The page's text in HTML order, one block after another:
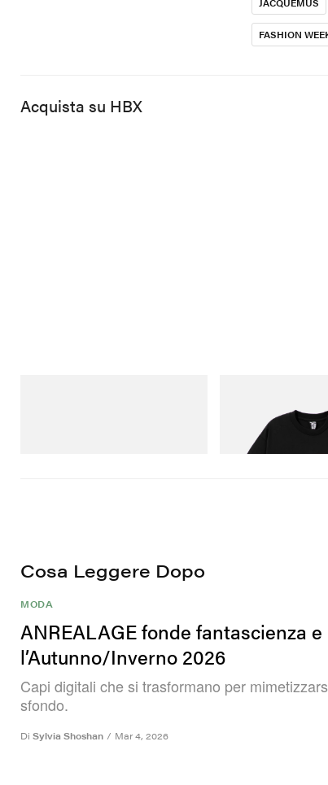
FASHION
Acquista su HBX
Billionaire Boys Club X
Acquista ora
Cosa Leggere Dopo
MODA
ANREALAGE fonde fantascienza
l’Autunno/Inverno 2026
Capi digitali che si trasformano per
sfondo.
Di Sylvia Shoshan / Mar 4, 2026